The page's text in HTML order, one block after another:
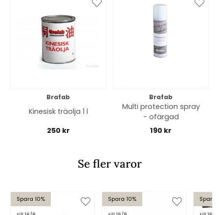
Brafab
Kinesisk träolja 1 l
250 kr
Brafab
Multi protection spray
- ofärgad
190 kr
Se fler varor
Spara 10% Spara 10% Spara